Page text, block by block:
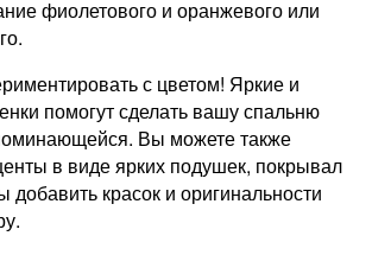
фиолетового и оранжевого или
с цветом! Яркие и
помогут сделать вашу спальню
Вы можете также
в виде ярких подушек, покрывал
добавить красок и оригинальности